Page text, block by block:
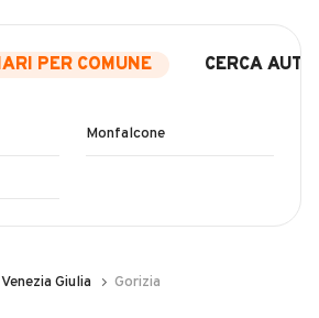
PER COMUNE CERCA AUTO
Monfalcone
Giulia Gorizia